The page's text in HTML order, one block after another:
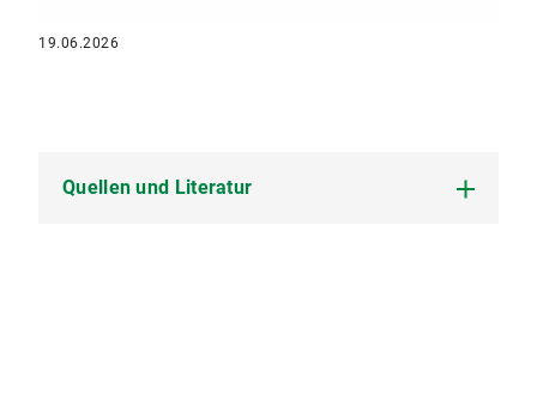
19.06.2026
Quellen und Literatur